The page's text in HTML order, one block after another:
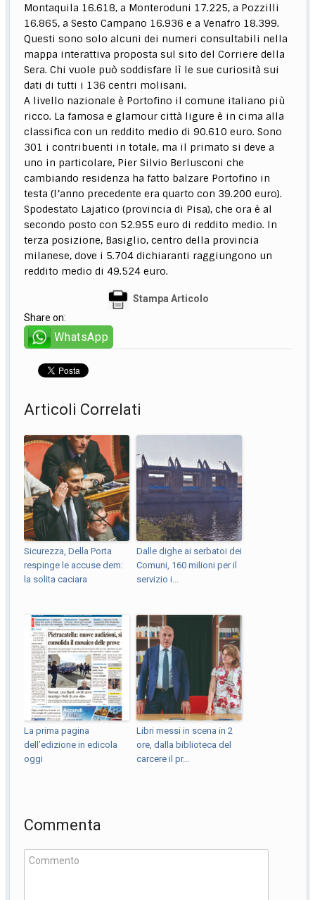
Montaquila 16.618, a Monteroduni 17.225, a Pozzilli
16.865, a Sesto Campano 16.936 e a Venafro 18.399.
Questi sono solo alcuni dei numeri consultabili nella
mappa interattiva proposta sul sito del Corriere della
Sera. Chi vuole può soddisfare lì le sue curiosità sui
dati di tutti i 136 centri molisani.
A livello nazionale è Portofino il comune italiano più
ricco. La famosa e glamour città ligure è in cima alla
classifica con un reddito medio di 90.610 euro. Sono
301 i contribuenti in totale, ma il primato si deve a
uno in particolare, Pier Silvio Berlusconi che
cambiando residenza ha fatto balzare Portofino in
testa (l’anno precedente era quarto con 39.200 euro).
Spodestato Lajatico (provincia di Pisa), che ora è al
secondo posto con 52.955 euro di reddito medio. In
terza posizione, Basiglio, centro della provincia
milanese, dove i 5.704 dichiaranti raggiungono un
reddito medio di 49.524 euro.
Stampa Articolo
Share on:
WhatsApp
Articoli Correlati
Sicurezza, Della Porta
respinge le accuse dem:
la solita caciara
Dalle dighe ai serbatoi dei
Comuni, 160 milioni per il
servizio i...
La prima pagina
dell’edizione in edicola
oggi
Libri messi in scena in 2
ore, dalla biblioteca del
carcere il pr...
Commenta